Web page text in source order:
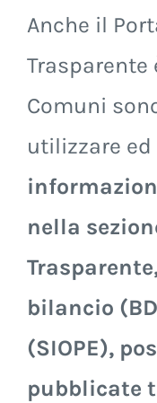
Anche il
Trasparente
Comuni
utilizzare
nella
bilancio
(SIOPE),
pubblicate